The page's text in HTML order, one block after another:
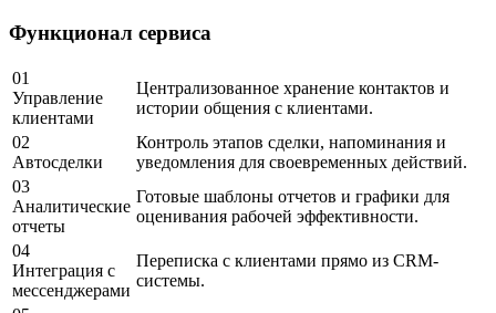
Функционал сервиса
01
Управление
клиентами
Централизованное хранение контактов и
истории общения с клиентами.
02
Автосделки
Контроль этапов сделки, напоминания и
уведомления для своевременных действий.
03
Аналитические
отчеты
Готовые шаблоны отчетов и графики для
оценивания рабочей эффективности.
04
Интеграция с
мессенджерами
Переписка с клиентами прямо из CRM-
системы.